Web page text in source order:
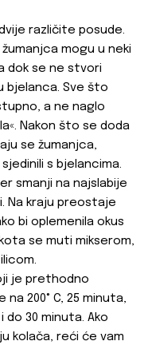
različite posude.
mogu u neki
dok se ne stvori
bjelanca. Sve što
a ne naglo
Nakon što se doda
se žumanjca,
s bjelancima.
smanji na najslabije
Na kraju preostaje
bi oplemenila okus
se muti mikserom,
je prethodno
200° C, 25 minuta,
do 30 minuta. Ako
kolača, reći će vam